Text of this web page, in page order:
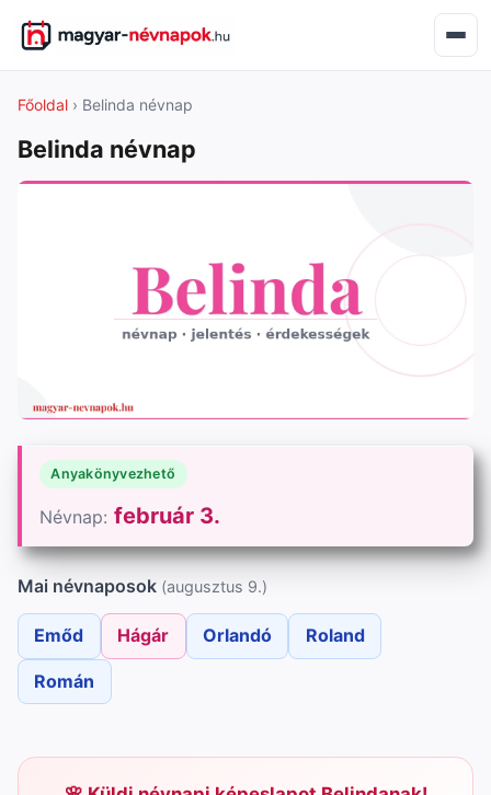
Főoldal › Belinda névnap
Belinda névnap
Anyakönyvezhető
Névnap: február 3.
Mai névnaposok (augusztus 9.)
Emőd Hágár Orlandó Roland
Román